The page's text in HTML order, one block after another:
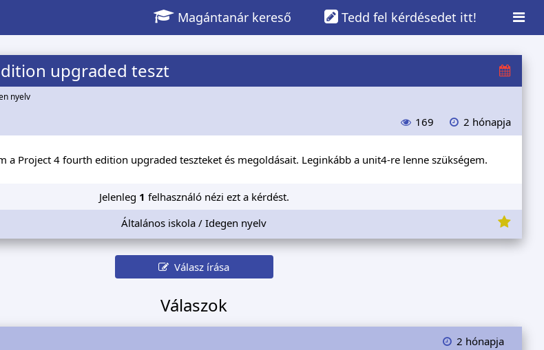
Tedd fel kérdésedet itt!
Magántanár kereső
upgraded teszt
nyelv
169 2 hónapja
a Project 4 fourth edition upgraded teszteket és megoldásait. Leginkább a unit4-re lenne szükségem.
Jelenleg 1 felhasználó nézi ezt a kérdést.
Általános iskola / Idegen nyelv
Válasz írása
Válaszok
2 hónapja